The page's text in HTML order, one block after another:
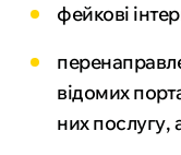
фейкові
відомих
них послугу,